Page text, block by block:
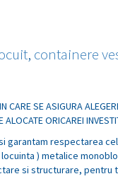
, containere
CARE SE ASIGURA
ORICAREI
garantam respectarea
) metalice
si structurare, pentru